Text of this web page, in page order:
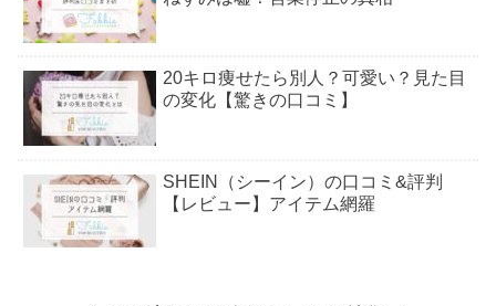
20キロ痩せたら別人？可愛い？見た目
の変化【驚きの口コミ】
SHEIN（シーイン）の口コミ&評判
【レビュー】アイテム網羅